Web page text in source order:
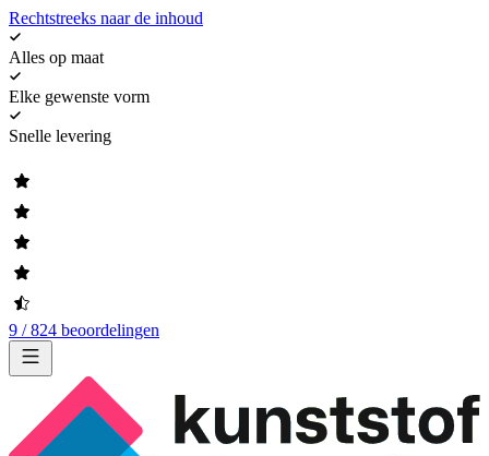
Rechtstreeks naar de inhoud
Alles op maat
Elke gewenste vorm
Snelle levering
9 / 824 beoordelingen